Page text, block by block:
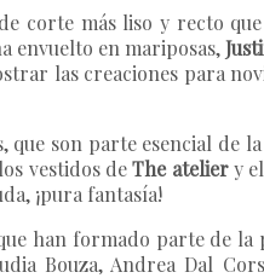
corte más liso y recto
envuelto en mariposas,
las creaciones para
son parte esencial de
vestidos deThe ateliery el
¡pura fantasía!
han formado parte de la
Bouza, Andrea Dal